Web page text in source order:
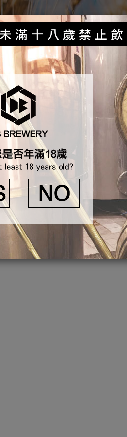
產品介紹 各式服務 獲獎紀錄